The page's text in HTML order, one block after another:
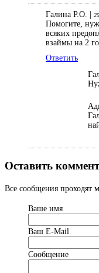
Галина Р.О. |
Помогите,
всяких
взаймы на 2
Ответить
Оставить
Все сообщения проходят
Ваше имя
Ваш Е-Mail
Сообщение